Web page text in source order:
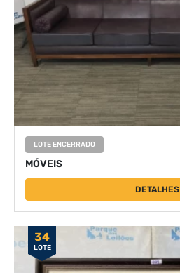
LOTE ENCERRADO
MÓVEIS
DETALHES
34
LOTE